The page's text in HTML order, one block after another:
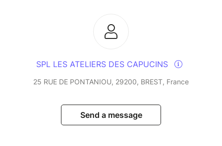
SPL LES ATELIERS DES CAPUCINS
25 RUE DE PONTANIOU, 29200, BREST, France
Send a message